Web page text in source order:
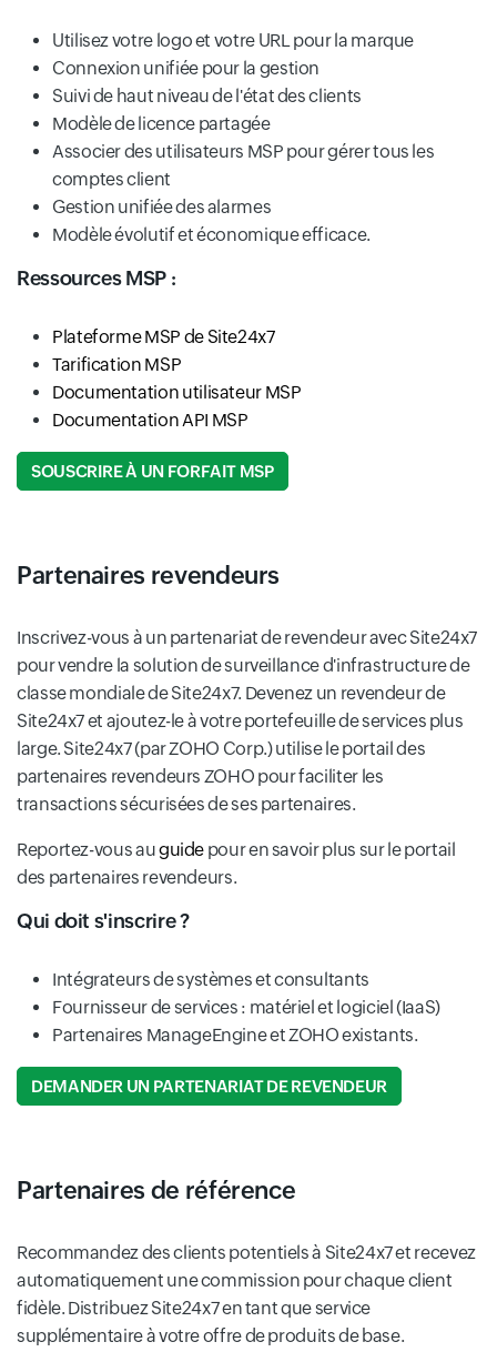
Utilisez votre logo et votre URL pour la marque
Connexion unifiée pour la gestion
Suivi de haut niveau de l'état des clients
Modèle de licence partagée
Associer des utilisateurs MSP pour gérer tous les
comptes client
Gestion unifiée des alarmes
Modèle évolutif et économique efficace.
Ressources MSP :
Plateforme MSP de Site24x7
Tarification MSP
Documentation utilisateur MSP
Documentation API MSP
SOUSCRIRE À UN FORFAIT MSP
Partenaires revendeurs
Inscrivez-vous à un partenariat de revendeur avec Site24x7
pour vendre la solution de surveillance d'infrastructure de
classe mondiale de Site24x7. Devenez un revendeur de
Site24x7 et ajoutez-le à votre portefeuille de services plus
large. Site24x7 (par ZOHO Corp.) utilise le portail des
partenaires revendeurs ZOHO pour faciliter les
transactions sécurisées de ses partenaires.
Reportez-vous auguide pour en savoir plus sur le portail
des partenaires revendeurs.
Qui doit s'inscrire ?
Intégrateurs de systèmes et consultants
Fournisseur de services : matériel et logiciel (IaaS)
Partenaires ManageEngine et ZOHO existants.
DEMANDER UN PARTENARIAT DE REVENDEUR
Partenaires de référence
Recommandez des clients potentiels à Site24x7 et recevez
automatiquement une commission pour chaque client
fidèle. Distribuez Site24x7 en tant que service
supplémentaire à votre offre de produits de base.